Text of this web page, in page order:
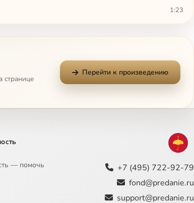
1:23
0:51
1:05
0:50
1:49
странице
Перейти к произведению
— помочь
+7 (495) 722-92-79
fond@predanie.ru
support@predanie.ru